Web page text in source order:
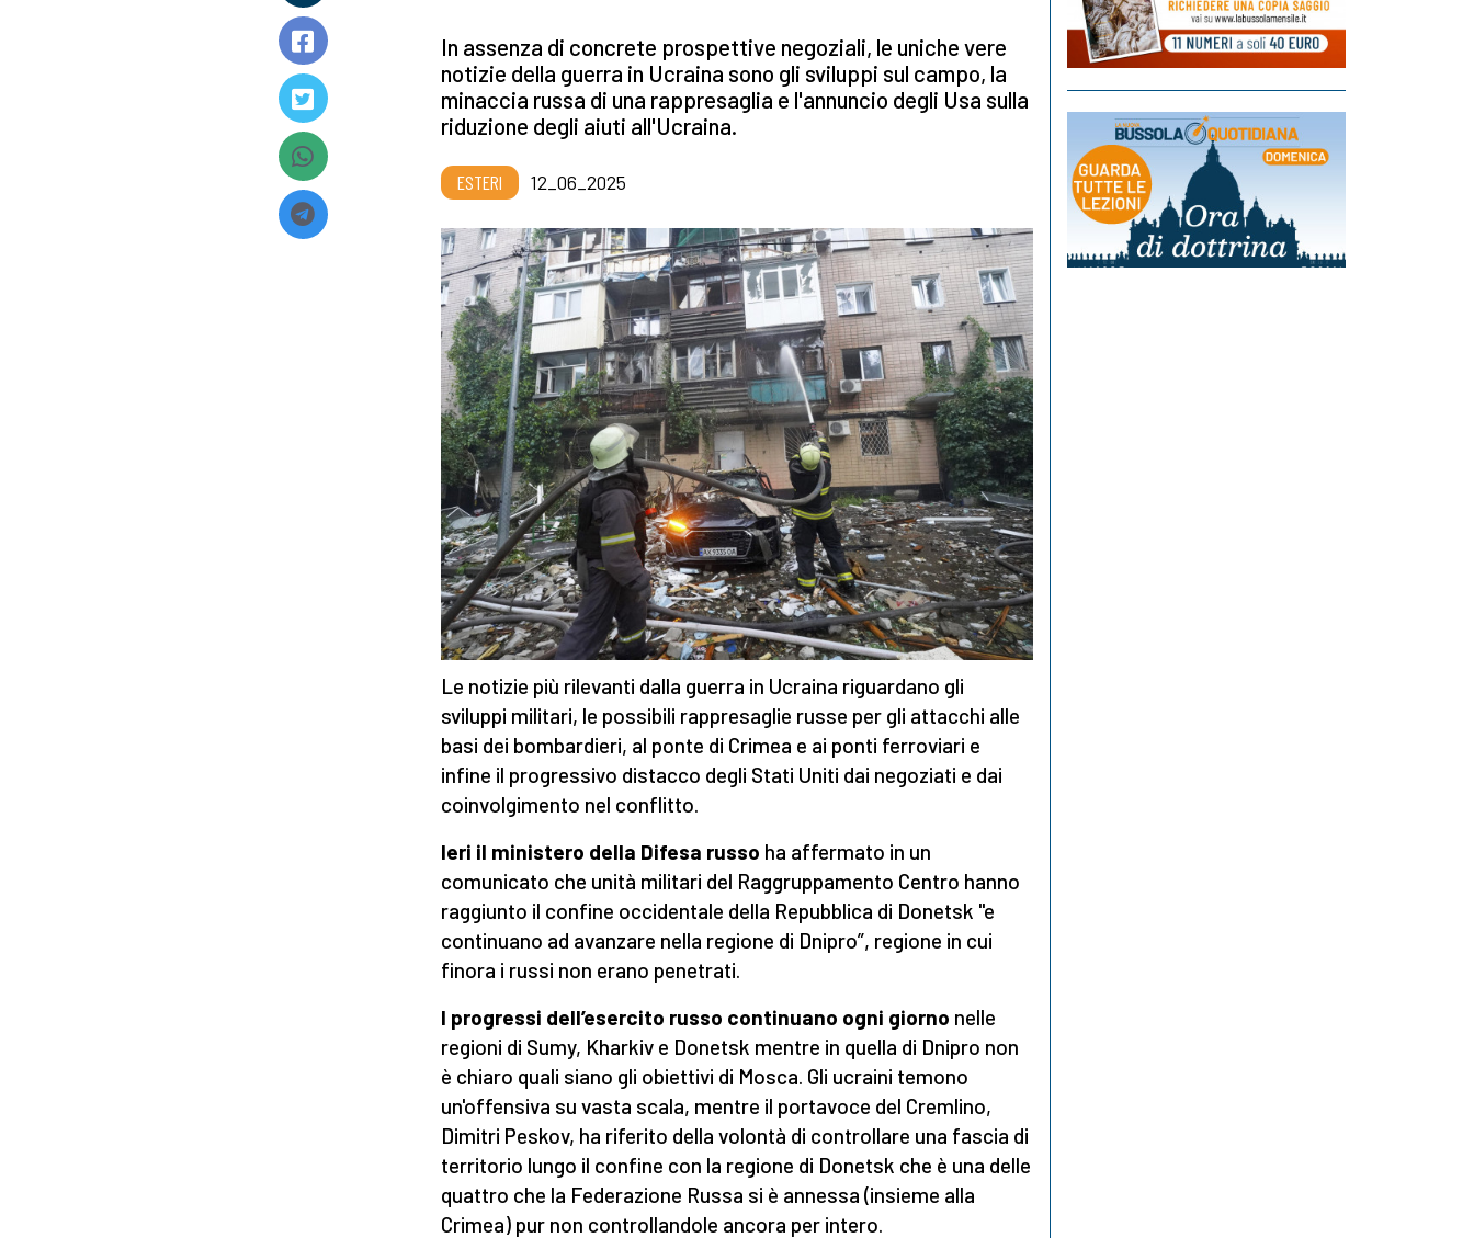
In assenza di concrete prospettive negoziali, le uniche vere
notizie della guerra in Ucraina sono gli sviluppi sul campo, la
minaccia russa di una rappresaglia e l'annuncio degli Usa sulla
riduzione degli aiuti all'Ucraina.
ESTERI 12_06_2025
Le notizie più rilevanti dalla guerra in Ucraina riguardano gli
sviluppi militari, le possibili rappresaglie russe per gli attacchi alle
basi dei bombardieri, al ponte di Crimea e ai ponti ferroviari e
infine il progressivo distacco degli Stati Uniti dai negoziati e dai
coinvolgimento nel conflitto.
Ieri il ministero della Difesa russo ha affermato in un
comunicato che unità militari del Raggruppamento Centro hanno
raggiunto il confine occidentale della Repubblica di Donetsk "e
continuano ad avanzare nella regione di Dnipro”, regione in cui
finora i russi non erano penetrati.
I progressi dell’esercito russo continuano ogni giorno nelle
regioni di Sumy, Kharkiv e Donetsk mentre in quella di Dnipro non
è chiaro quali siano gli obiettivi di Mosca. Gli ucraini temono
un'offensiva su vasta scala, mentre il portavoce del Cremlino,
Dimitri Peskov, ha riferito della volontà di controllare una fascia di
territorio lungo il confine con la regione di Donetsk che è una delle
quattro che la Federazione Russa si è annessa (insieme alla
Crimea) pur non controllandole ancora per intero.